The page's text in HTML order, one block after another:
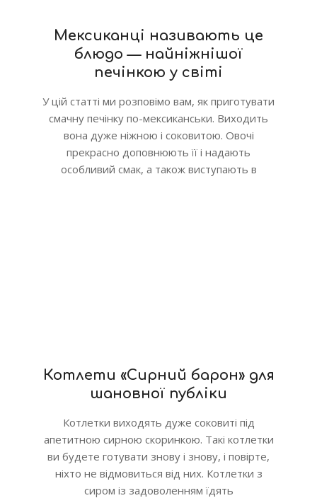
Мексиканці називають це
блюдо — найніжнішої
печінкою у світі
У цій статті ми розповімо вам, як приготувати
смачну печінку по-мексиканськи. Виходить
вона дуже ніжною і соковитою. Овочі
прекрасно доповнюють її і надають
особливий смак, а також виступають в
Котлети «Сирний барон» для
шановної публіки
Котлетки виходять дуже соковиті під
апетитною сирною скоринкою. Такі котлетки
ви будете готувати знову і знову, і повірте,
ніхто не відмовиться від них. Котлетки з
сиром із задоволенням їдять